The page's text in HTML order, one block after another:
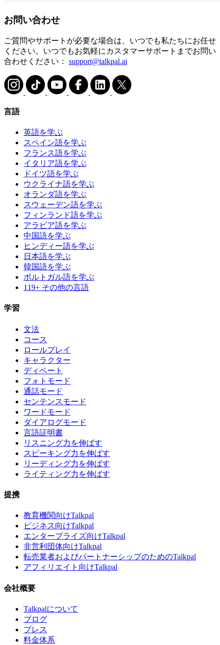
お問い合わせ
ご質問やサポートが必要な場合は、いつでも私たちにお任せ
ください。いつでもお気軽にカスタマーサポートまでお問い
合わせください： support@talkpal.ai
言語
英語を学ぶ
スペイン語を学ぶ
フランス語を学ぶ
イタリア語を学ぶ
ドイツ語を学ぶ
ウクライナ語を学ぶ
オランダ語を学ぶ
スウェーデン語を学ぶ
フィンランド語を学ぶ
アラビア語を学ぶ
中国語を学ぶ
ヒンディー語を学ぶ
日本語を学ぶ
韓国語を学ぶ
ポルトガル語を学ぶ
119+ その他の言語
学習
文法
コース
ロールプレイ
キャラクター
ディベート
フォトモード
通話モード
センテンスモード
ワードモード
ダイアログモード
言語証明書
リスニング力を伸ばす
スピーキング力を伸ばす
リーディング力を伸ばす
ライティング力を伸ばす
提携
教育機関向けTalkpal
ビジネス向けTalkpal
エンタープライズ向けTalkpal
非営利団体向けTalkpal
転売業者およびパートナーシップのためのTalkpal
アフィリエイト向けTalkpal
会社概要
Talkpalについて
ブログ
プレス
料金体系